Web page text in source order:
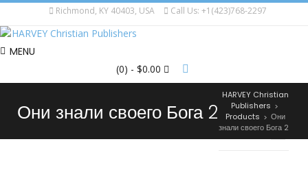
Richmond, KY 40403, USA Call Us: +1(423)768-2297
MENU
(0) - $0.00
Они знали своего Бога 2
HARVEY Christian
Publishers >
Products > Они
знали своего Бога 2